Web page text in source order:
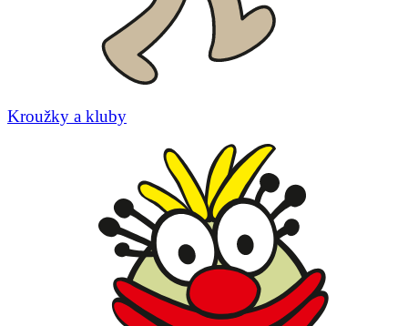
Kroužky a kluby